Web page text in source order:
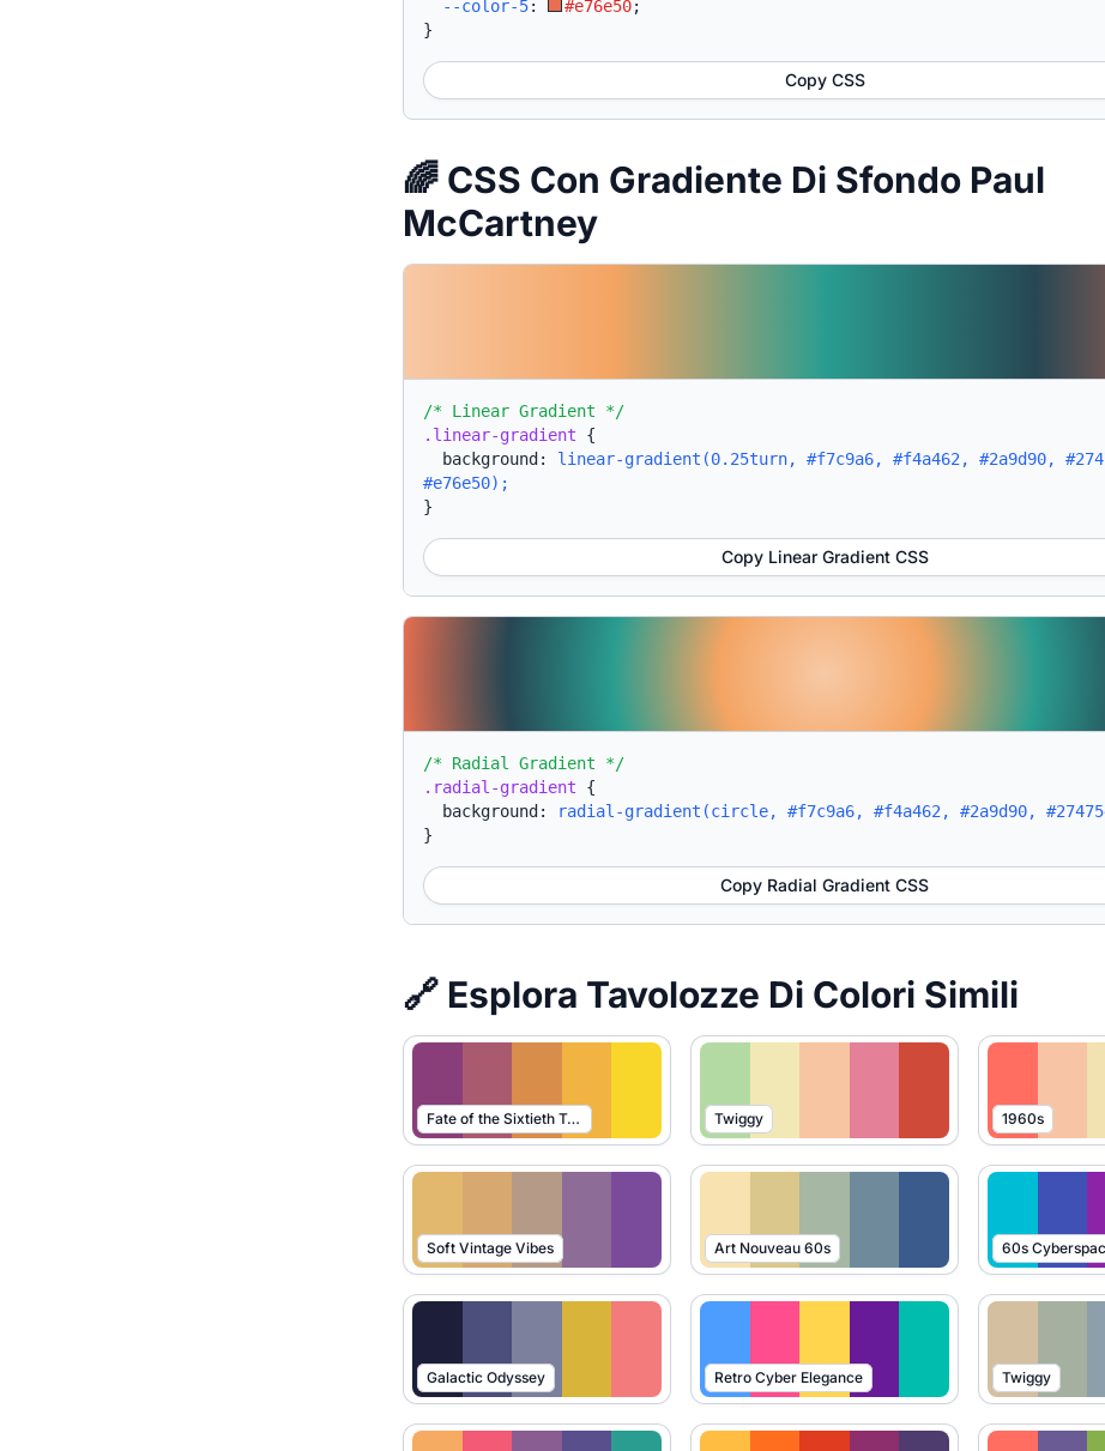
--color-5: #e76e50;
}
Copy CSS
🌈 CSS Con Gradiente Di Sfondo Paul
McCartney
/* Linear Gradient */
.linear-gradient {
background: linear-gradient(0.25turn, #f7c9a6, #f4a462, #2a9d90,
#e76e50);
}
Copy Linear Gradient CSS
/* Radial Gradient */
.radial-gradient {
background:
radial-gradient(circle, #f7c9a6, #f4a462, #2a9d90,
}
Copy Radial Gradient CSS
🔗 Esplora Tavolozze Di Colori Simili
Fate of the Sixtieth Tear Twiggy 1960s
Soft Vintage Vibes Art Nouveau 60s 60s
Galactic Odyssey Retro Cyber Elegance Twiggy